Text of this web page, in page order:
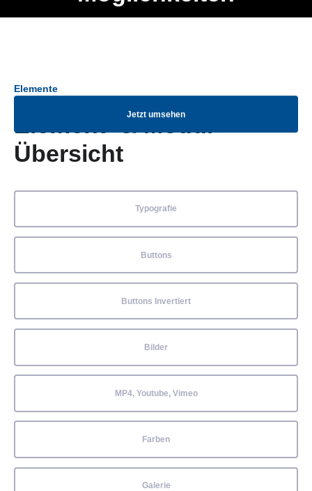
Jetzt umsehen
Elemente
Element- & Modul-
Übersicht
Typografie
Buttons
Buttons Invertiert
Bilder
MP4, Youtube, Vimeo
Farben
Galerie